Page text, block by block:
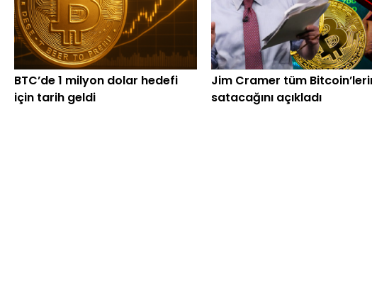
BTC’de 1 milyon dolar hedefi
için tarih geldi
Jim Cramer tüm
satacağını açıkladı